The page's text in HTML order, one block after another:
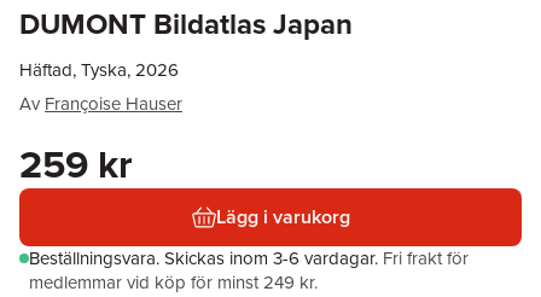
DUMONT Bildatlas Japan
Häftad, Tyska, 2026
Av Françoise Hauser
259 kr
Lägg i varukorg
Beställningsvara.Skickas inom 3-6 vardagar. Fri frakt för
medlemmar vid köp för minst 249 kr.